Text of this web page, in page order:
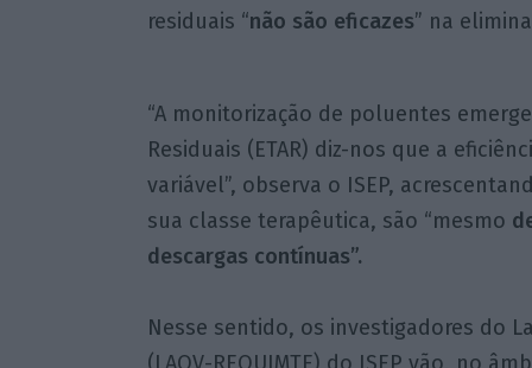
residuais “não são eficazes” na
“A monitorização de poluentes
Residuais (ETAR) diz-nos que a
variável”, observa o ISEP,
sua classe terapêutica, são “mesmo
descargas contínuas”.
Nesse sentido, os investigadores do
(LAQV-REQUIMTE) do ISEP vão, no